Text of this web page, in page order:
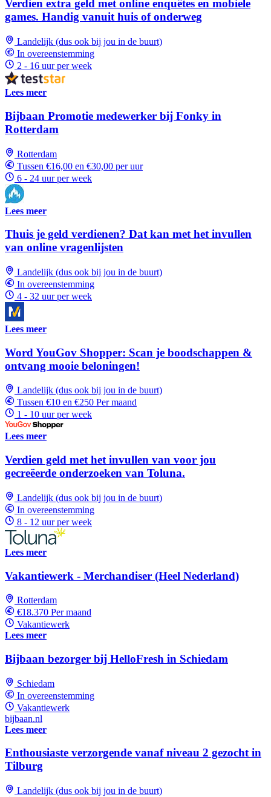
Verdien extra geld met online enquêtes en mobiele
games. Handig vanuit huis of onderweg
Landelijk (dus ook bij jou in de buurt)
In overeenstemming
2 - 16 uur per week
Lees meer
Bijbaan Promotie medewerker bij Fonky in
Rotterdam
Rotterdam
Tussen €16,00 en €30,00 per uur
6 - 24 uur per week
Lees meer
Thuis je geld verdienen? Dat kan met het invullen
van online vragenlijsten
Landelijk (dus ook bij jou in de buurt)
In overeenstemming
4 - 32 uur per week
Lees meer
Word YouGov Shopper: Scan je boodschappen &
ontvang mooie beloningen!
Landelijk (dus ook bij jou in de buurt)
Tussen €10 en €250 Per maand
1 - 10 uur per week
Lees meer
Verdien geld met het invullen van voor jou
gecreëerde onderzoeken van Toluna.
Landelijk (dus ook bij jou in de buurt)
In overeenstemming
8 - 12 uur per week
Lees meer
Vakantiewerk - Merchandiser (Heel Nederland)
Rotterdam
€18.370 Per maand
Vakantiewerk
Lees meer
Bijbaan bezorger bij HelloFresh in Schiedam
Schiedam
In overeenstemming
Vakantiewerk
bijbaan.nl
Lees meer
Enthousiaste verzorgende vanaf niveau 2 gezocht in
Tilburg
Landelijk (dus ook bij jou in de buurt)